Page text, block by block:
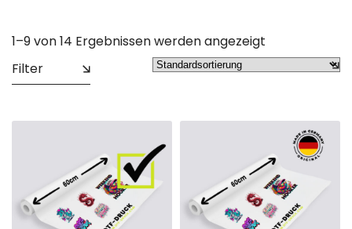
1–9 von 14 Ergebnissen werden angezeigt
Filter